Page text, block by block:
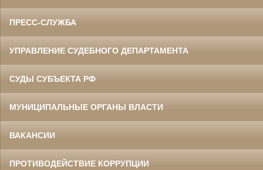
ПРЕСС-СЛУЖБА
УПРАВЛЕНИЕ СУДЕБНОГО ДЕПАРТАМЕНТА
СУДЫ СУБЪЕКТА РФ
МУНИЦИПАЛЬНЫЕ ОРГАНЫ ВЛАСТИ
ВАКАНСИИ
ПРОТИВОДЕЙСТВИЕ КОРРУПЦИИ